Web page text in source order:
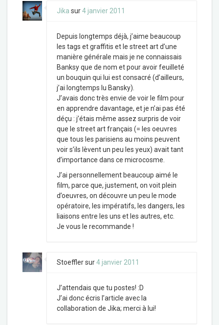
Jika sur4 janvier 2011
Depuis longtemps déjà, j’aime beaucoup
les tags et graffitis et le street art d’une
manière générale mais je ne connaissais
Banksy que de nom et pour avoir feuilleté
un bouquin qui lui est consacré (d’ailleurs,
j’ai longtemps lu Bansky).
J’avais donc très envie de voir le film pour
en apprendre davantage, et je n’ai pas été
déçu : j’étais même assez surpris de voir
que le street art français (= les oeuvres
que tous les parisiens au moins peuvent
voir s’ils lèvent un peu les yeux) avait tant
d’importance dans ce microcosme.
J’ai personnellement beaucoup aimé le
film, parce que, justement, on voit plein
d’oeuvres, on découvre un peu le mode
opératoire, les impératifs, les dangers, les
liaisons entre les uns et les autres, etc.
Je vous le recommande !
Stoefflersur4 janvier 2011
J’attendais que tu postes! :D
J’ai donc écris l’article avec la
collaboration de Jika; merci à lui!